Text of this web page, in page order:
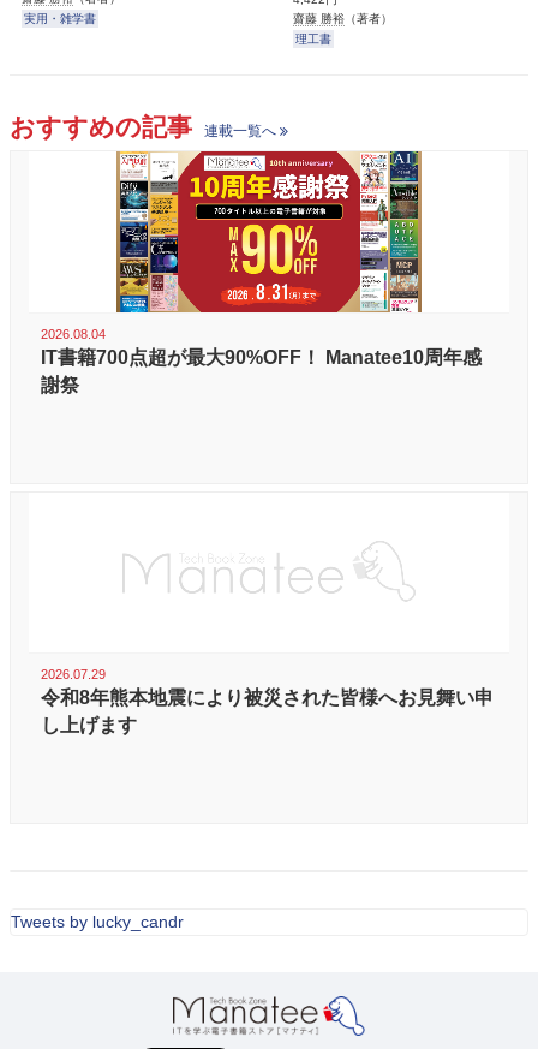
実用・雑学書
齋藤 勝裕 （著者）
理工書
おすすめの記事 連載一覧へ
2026.08.04
IT書籍700点超が最大90%OFF！ Manatee10周年感
謝祭
2026.07.29
令和8年熊本地震により被災された皆様へお見舞い申
し上げます
Tweets by lucky_candr